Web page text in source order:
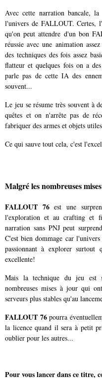
Avec cette narration bancale,
l'univers de FALLOUT. Certes,
qu'on peut attendre d'un bon
réussie avec une animation
des techniques des fois assez
flatteur et quelques fois on a
parle pas de cette IA des
souvent...
Le jeu se résume très souvent à
quêtes et on n'arrête pas de
fabriquer des armes et objets
Ce qui sauve tout cela, c'est
Malgré les nombreuses
FALLOUT 76est une
l'exploration et au crafting et
narration sans PNJ peut
C'est bien dommage car
passionnant à explorer
excellente!
Mais la technique du jeu est
nombreuses mises à jour qui
serveurs plus stables qu'au
FALLOUT 76pourra
la licence quand il sera à petit
oublier pour les autres...
Pour vous lancer dans ce titre,